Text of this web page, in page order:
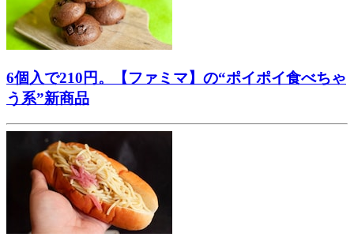
6個入で210円。【ファミマ】の“ポイポイ食べちゃ
う系”新商品